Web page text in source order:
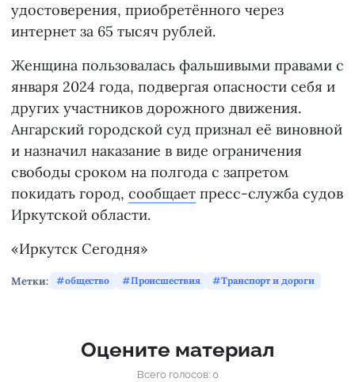
удостоверения, приобретённого через
интернет за 65 тысяч рублей.
Женщина пользовалась фальшивыми правами с
января 2024 года, подвергая опасности себя и
других участников дорожного движения.
Ангарский городской суд признал её виновной
и назначил наказание в виде ограничения
свободы сроком на полгода с запретом
покидать город, сообщает пресс-служба судов
Иркутской области.
«Иркутск Сегодня»
Метки: общество Происшествия Транспорт и дороги
Оцените материал
Всего голосов: 0